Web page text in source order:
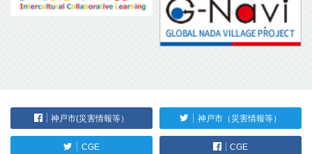
神戸市(災害情報等） 神戸市（災害情報等）
CGE CGE